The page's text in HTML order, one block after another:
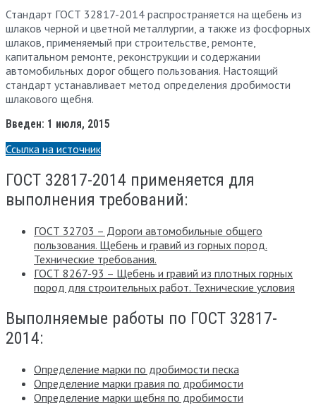
Стандарт ГОСТ 32817-2014 распространяется на щебень из
шлаков черной и цветной металлургии, а также из фосфорных
шлаков, применяемый при строительстве, ремонте,
капитальном ремонте, реконструкции и содержании
автомобильных дорог общего пользования. Настоящий
стандарт устанавливает метод определения дробимости
шлакового щебня.
Введен: 1 июля, 2015
Ссылка на источник
ГОСТ 32817-2014 применяется для
выполнения требований:
ГОСТ 32703 – Дороги автомобильные общего
пользования. Щебень и гравий из горных пород.
Технические требования.
ГОСТ 8267-93 – Щебень и гравий из плотных горных
пород для строительных работ. Технические условия
Выполняемые работы по ГОСТ 32817-
2014:
Определение марки по дробимости песка
Определение марки гравия по дробимости
Определение марки щебня по дробимости